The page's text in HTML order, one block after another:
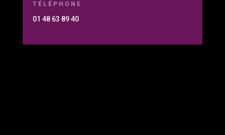
TÉLÉPHONE
01 48 63 89 40